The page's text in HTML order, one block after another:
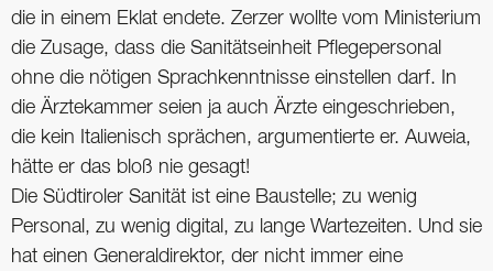
die in einem Eklat endete. Zerzer wollte vom Ministerium
die Zusage, dass die Sanitätseinheit Pflegepersonal
ohne die nötigen Sprachkenntnisse einstellen darf. In
die Ärztekammer seien ja auch Ärzte eingeschrieben,
die kein Italienisch sprächen, argumentierte er. Auweia,
hätte er das bloß nie gesagt!
Die Südtiroler Sanität ist eine Baustelle; zu wenig
Personal, zu wenig digital, zu lange Wartezeiten. Und sie
hat einen Generaldirektor, der nicht immer eine